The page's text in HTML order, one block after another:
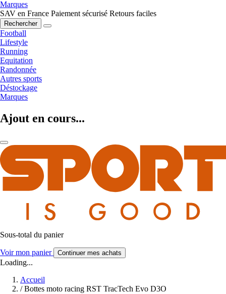
Marques
SAV en France Paiement sécurisé Retours faciles
Rechercher
Football
Lifestyle
Running
Equitation
Randonnée
Autres sports
Déstockage
Marques
Ajout en cours...
Sous-total du panier
Voir mon panier Continuer mes achats
Loading...
Accueil
/ Bottes moto racing RST TracTech Evo D3O